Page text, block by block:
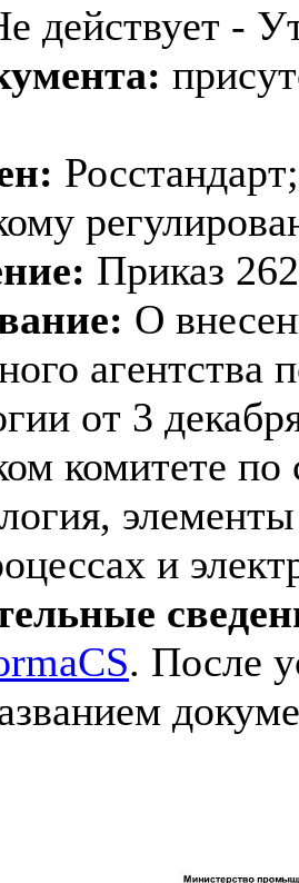
действует -
Приказ 262
О
агентства
от 3
комитете
и
. После